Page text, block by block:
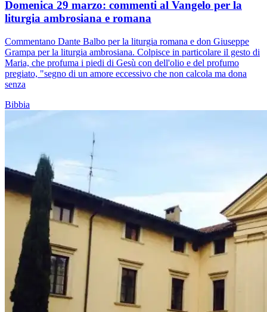
Domenica 29 marzo: commenti al Vangelo per la
liturgia ambrosiana e romana
Commentano Dante Balbo per la liturgia romana e don Giuseppe
Grampa per la liturgia ambrosiana. Colpisce in particolare il gesto di
Maria, che profuma i piedi di Gesù con dell'olio e del profumo
pregiato, "segno di un amore eccessivo che non calcola ma dona
senza
Bibbia